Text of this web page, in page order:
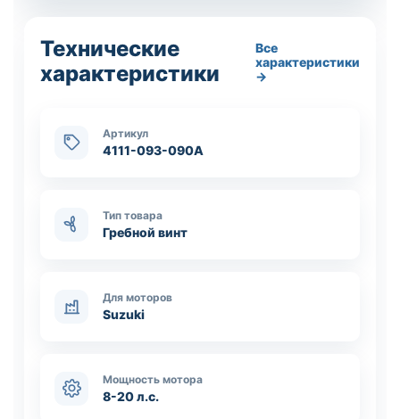
Технические
характеристики
Все
характеристики
→
Артикул
4111-093-090A
Тип товара
Гребной винт
Для моторов
Suzuki
Мощность мотора
8-20 л.с.